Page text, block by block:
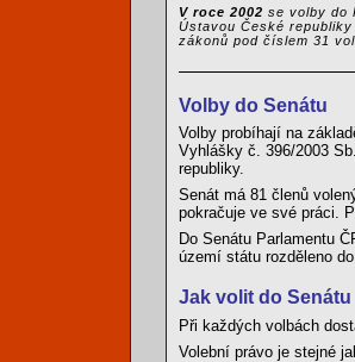
V roce 2002 se volby do
Ústavou České
zákonů pod číslem 31
Volby do Senátu
Volby probíhají na
Vyhlášky č. 396/2003
republiky.
Senát má 81 členů
pokračuje ve své práci.
Do Senátu Parlamentu
území státu rozděleno
Jak volit do Senátu
Při každých volbách
Volební právo je stejné